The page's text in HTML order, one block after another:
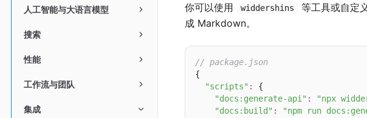
人工智能与大语言模型
搜索
性能
工作流与团队
集成
你可以使用 widdershins
等工具或自定
成 Markdown。
// package.json
{
"scripts" :
{
"docs:generate-api" : "npx
"docs:build" :
"npm run